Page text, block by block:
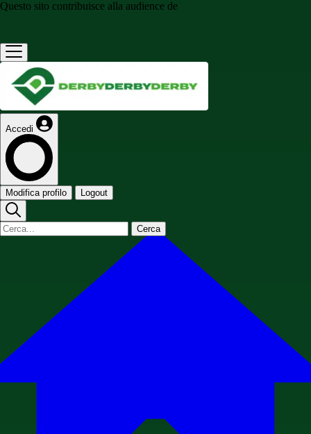
Questo sito contribuisce alla audience de
Accedi
Modifica profilo Logout
Cerca